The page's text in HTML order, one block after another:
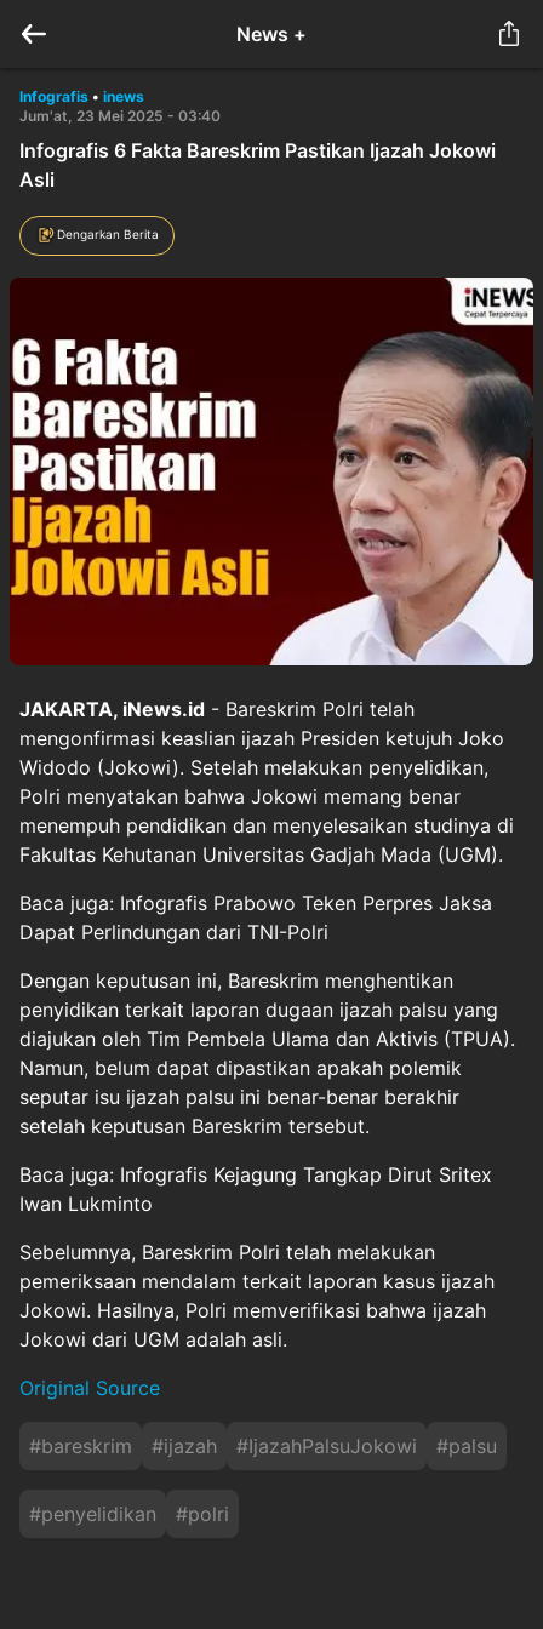
News +
Infografis • inews
Jum'at, 23 Mei 2025 - 03:40
Infografis 6 Fakta Bareskrim Pastikan Ijazah Jokowi
Asli
Dengarkan Berita
JAKARTA, iNews.id - Bareskrim Polri telah
mengonfirmasi keaslian ijazah Presiden ketujuh Joko
Widodo (Jokowi). Setelah melakukan penyelidikan,
Polri menyatakan bahwa Jokowi memang benar
menempuh pendidikan dan menyelesaikan studinya di
Fakultas Kehutanan Universitas Gadjah Mada (UGM).
Baca juga: Infografis Prabowo Teken Perpres Jaksa
Dapat Perlindungan dari TNI-Polri
Dengan keputusan ini, Bareskrim menghentikan
penyidikan terkait laporan dugaan ijazah palsu yang
diajukan oleh Tim Pembela Ulama dan Aktivis (TPUA).
Namun, belum dapat dipastikan apakah polemik
seputar isu ijazah palsu ini benar-benar berakhir
setelah keputusan Bareskrim tersebut.
Baca juga: Infografis Kejagung Tangkap Dirut Sritex
Iwan Lukminto
Sebelumnya, Bareskrim Polri telah melakukan
pemeriksaan mendalam terkait laporan kasus ijazah
Jokowi. Hasilnya, Polri memverifikasi bahwa ijazah
Jokowi dari UGM adalah asli.
Original Source
#bareskrim #ijazah #IjazahPalsuJokowi #palsu
#penyelidikan #polri